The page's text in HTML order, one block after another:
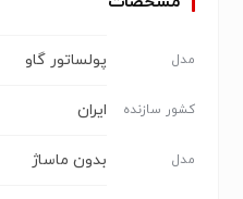
مدل پولساتور گاو
کشور سازنده ایران
مدل بدون ماساژ